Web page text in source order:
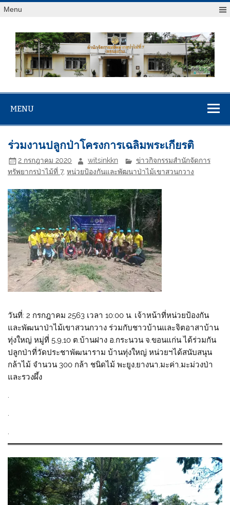
Menu
สจป.ที่ 7
(ขอนแก่น)
MENU
ร่วมงานปลูกป่าโครงการเฉลิมพระเกียรติ
2 กรกฎาคม 2020 witsinkkn
ข่าวกิจกรรมสำนักจัดการ
ทรัพยากรป่าไม้ที่ 7,หน่วยป้องกันและพัฒนาป่าไม้เขาสวนกวาง
วันที่: 2 กรกฎาคม 2563 เวลา 10:00 น. เจ้าหน้าที่หน่วยป้องกัน
และพัฒนาป่าไม้เขาสวนกวาง ร่วมกับชาวบ้านและจิตอาสาบ้าน
ทุ่งใหญ่ หมู่ที่ 5,9,10 ต.บ้านฝาง อ.กระนวน จ.ขอนแก่น ได้ร่วมกัน
ปลูกป่าที่วัดประชาพัฒนาราม บ้านทุ่งใหญ่ หน่วยฯได้สนับสนุน
กล้าไม้ จำนวน 300 กล้า ชนิดไม้ พะยูง,ยางนา,มะค่า,มะม่วงป่า
และรวงผึ้ง
.
.
.